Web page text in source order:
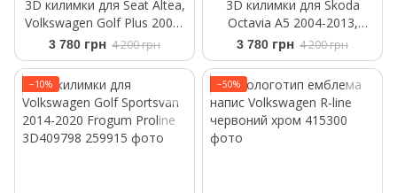
3D килимки для Seat Altea,
Volkswagen Golf Plus 2004-
2015 Frogum Proline
3D407244
3 780 грн 4 200 грн
3D килимки для Skoda
Octavia A5 2004-2013,
Volkswagen Golf VI,
Scirocco 2008-2017 Frogum
Proline 3D407145
3 780 грн 4 200 грн
−10% −50%